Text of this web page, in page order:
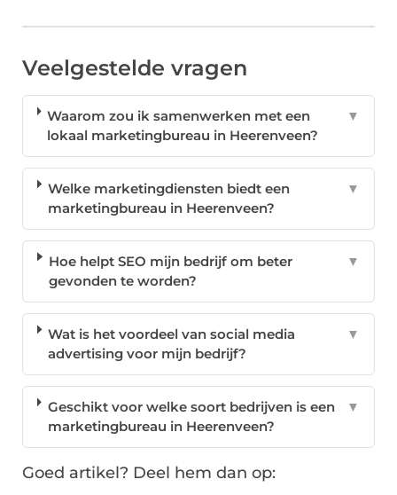
Veelgestelde vragen
Waarom zou ik samenwerken met een
lokaal marketingbureau in Heerenveen?
▼
Welke marketingdiensten biedt een
marketingbureau in Heerenveen?
▼
Hoe helpt SEO mijn bedrijf om beter
gevonden te worden?
▼
Wat is het voordeel van social media
advertising voor mijn bedrijf?
▼
Geschikt voor welke soort bedrijven is een
marketingbureau in Heerenveen?
▼
Goed artikel? Deel hem dan op: